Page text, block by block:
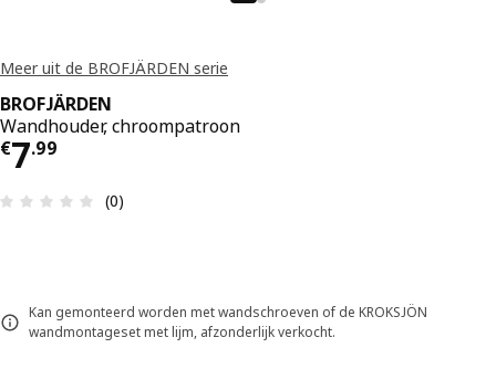
Meer uit de BROFJÄRDEN serie
BROFJÄRDEN
Wandhouder, chroompatroon
€7.99
Prijs € 7.99
Review: 0 van 5 sterren. Totaal beoordelingen: 0
(0)
Kan gemonteerd worden met wandschroeven of de KROKSJÖN
wandmontageset met lijm, afzonderlijk verkocht.